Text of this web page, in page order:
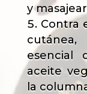
y
Contra
aceite
la